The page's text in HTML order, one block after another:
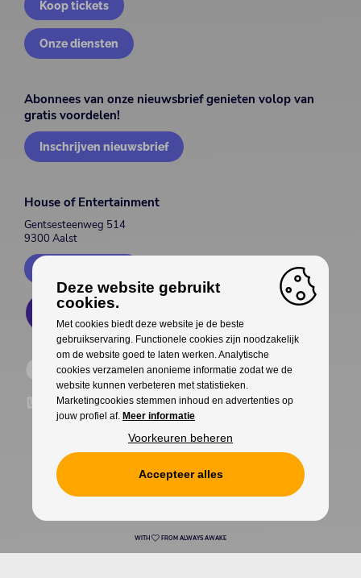
Koop tickets
Onze diensten
Abonnees van onze nieuwsbrief genieten volop van
gratis voordelen!
Inschrijven nieuwsbrief
House of Entertainment
Gentsesteenweg 514
9300 Aalst
Cookies Privacy
WITH FROM ALWAYS AWAKE
Deze website gebruikt
cookies.
Met cookies biedt deze website je de beste
gebruikservaring. Functionele cookies zijn noodzakelijk
om de website goed te laten werken. Analytische
cookies verzamelen anonieme informatie zodat we de
website kunnen verbeteren met statistieken.
Marketingcookies stemmen inhoud en advertenties op
jouw profiel af. Meer informatie
Voorkeuren beheren
Accepteer alles